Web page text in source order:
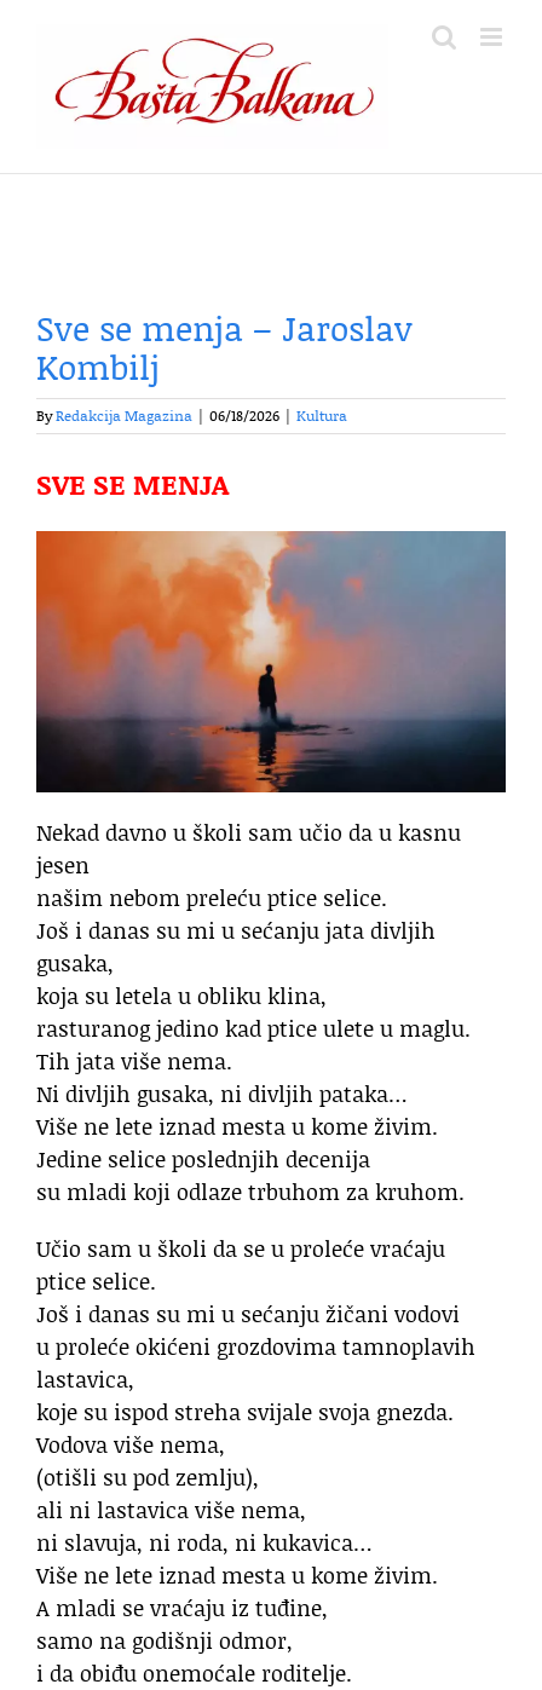
content
Sve se menja – Jaroslav
Kombilj
ByRedakcija Magazina 06/18/2026 Kultura
SVE SE MENJA
Nekad davno u školi sam učio da u kasnu
jesen
našim nebom preleću ptice selice.
Još i danas su mi u sećanju jata divljih
gusaka,
koja su letela u obliku klina,
rasturanog jedino kad ptice ulete u maglu.
Tih jata više nema.
Ni divljih gusaka, ni divljih pataka…
Više ne lete iznad mesta u kome živim.
Jedine selice poslednjih decenija
su mladi koji odlaze trbuhom za kruhom.
Učio sam u školi da se u proleće vraćaju
ptice selice.
Još i danas su mi u sećanju žičani vodovi
u proleće okićeni grozdovima tamnoplavih
lastavica,
koje su ispod streha svijale svoja gnezda.
Vodova više nema,
(otišli su pod zemlju),
ali ni lastavica više nema,
ni slavuja, ni roda, ni kukavica…
Više ne lete iznad mesta u kome živim.
A mladi se vraćaju iz tuđine,
samo na godišnji odmor,
i da obiđu onemoćale roditelje.